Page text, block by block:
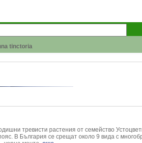
tinctoria
Archangelica L.
- Callisia Fragans
тревисти растения от семейство
В България се срещат около 9 вида с